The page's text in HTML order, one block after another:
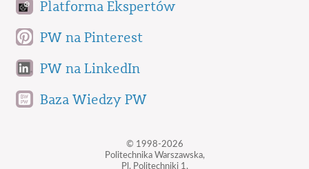
Platforma Ekspertów
PW na Pinterest
PW na LinkedIn
Baza Wiedzy PW
© 1998-2026
Politechnika Warszawska,
Pl. Politechniki 1,